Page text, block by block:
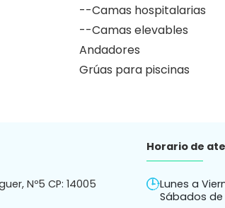
--Camas hospitalarias
--Camas elevables
Andadores
Grúas para piscinas
Nº5 CP: 14005
Horario de
Lunes a
Sábados de